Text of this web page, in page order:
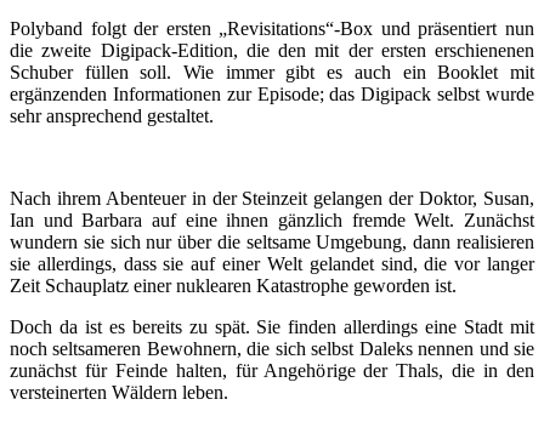
Polyband folgt der ersten „Revisitations“-Box und präsentiert nun
die zweite Digipack-Edition, die den mit der ersten erschienenen
Schuber füllen soll. Wie immer gibt es auch ein Booklet mit
ergänzenden Informationen zur Episode; das Digipack selbst wurde
sehr ansprechend gestaltet.
Nach ihrem Abenteuer in der Steinzeit gelangen der Doktor, Susan,
Ian und Barbara auf eine ihnen gänzlich fremde Welt. Zunächst
wundern sie sich nur über die seltsame Umgebung, dann realisieren
sie allerdings, dass sie auf einer Welt gelandet sind, die vor langer
Zeit Schauplatz einer nuklearen Katastrophe geworden ist.
Doch da ist es bereits zu spät. Sie finden allerdings eine Stadt mit
noch seltsameren Bewohnern, die sich selbst Daleks nennen und sie
zunächst für Feinde halten, für Angehörige der Thals, die in den
versteinerten Wäldern leben.